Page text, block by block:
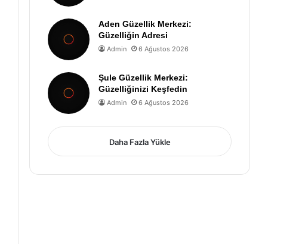
Aden Güzellik Merkezi:
Güzelliğin Adresi
Admin 6 Ağustos 2026
Şule Güzellik Merkezi:
Güzelliğinizi Keşfedin
Admin 6 Ağustos 2026
Daha Fazla Yükle